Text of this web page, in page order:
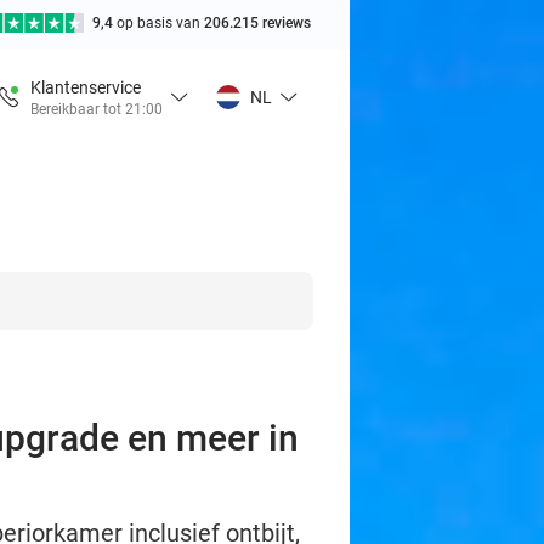
9,4 op basis van 206.215 reviews
Klantenservice
Bereikbaar tot 21:00
NL
en meer in
inclusief ontbijt,